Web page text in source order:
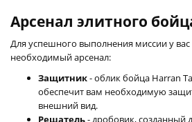
Арсенал элитного
Для успешного выполнения миссии у вас
необходимый арсенал:
Защитник- облик бойца Harran
обеспечит вам необходимую
внешний вид.
Решатель- дробовик,